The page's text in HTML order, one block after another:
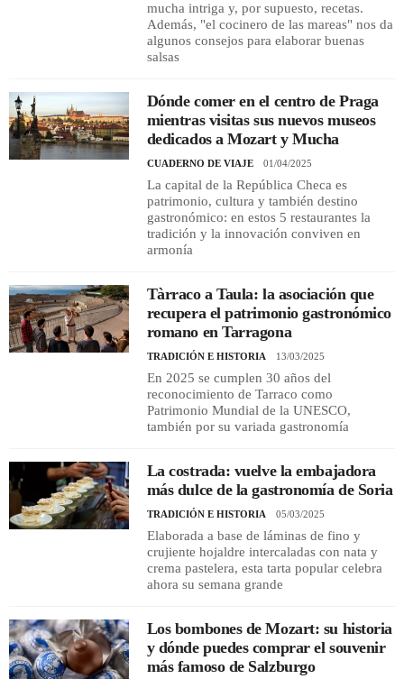
mucha intriga y, por supuesto, recetas.
Además, "el cocinero de las mareas" nos da
algunos consejos para elaborar buenas
salsas
Dónde comer en el centro de Praga
mientras visitas sus nuevos museos
dedicados a Mozart y Mucha
CUADERNO DE VIAJE 01/04/2025
La capital de la República Checa es
patrimonio, cultura y también destino
gastronómico: en estos 5 restaurantes la
tradición y la innovación conviven en
armonía
Tàrraco a Taula: la asociación que
recupera el patrimonio gastronómico
romano en Tarragona
TRADICIÓN E HISTORIA 13/03/2025
En 2025 se cumplen 30 años del
reconocimiento de Tarraco como
Patrimonio Mundial de la UNESCO,
también por su variada gastronomía
La costrada: vuelve la embajadora
más dulce de la gastronomía de Soria
TRADICIÓN E HISTORIA 05/03/2025
Elaborada a base de láminas de fino y
crujiente hojaldre intercaladas con nata y
crema pastelera, esta tarta popular celebra
ahora su semana grande
Los bombones de Mozart: su historia
y dónde puedes comprar el souvenir
más famoso de Salzburgo